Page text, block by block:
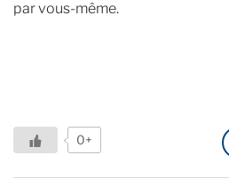
par vous-même.
0+